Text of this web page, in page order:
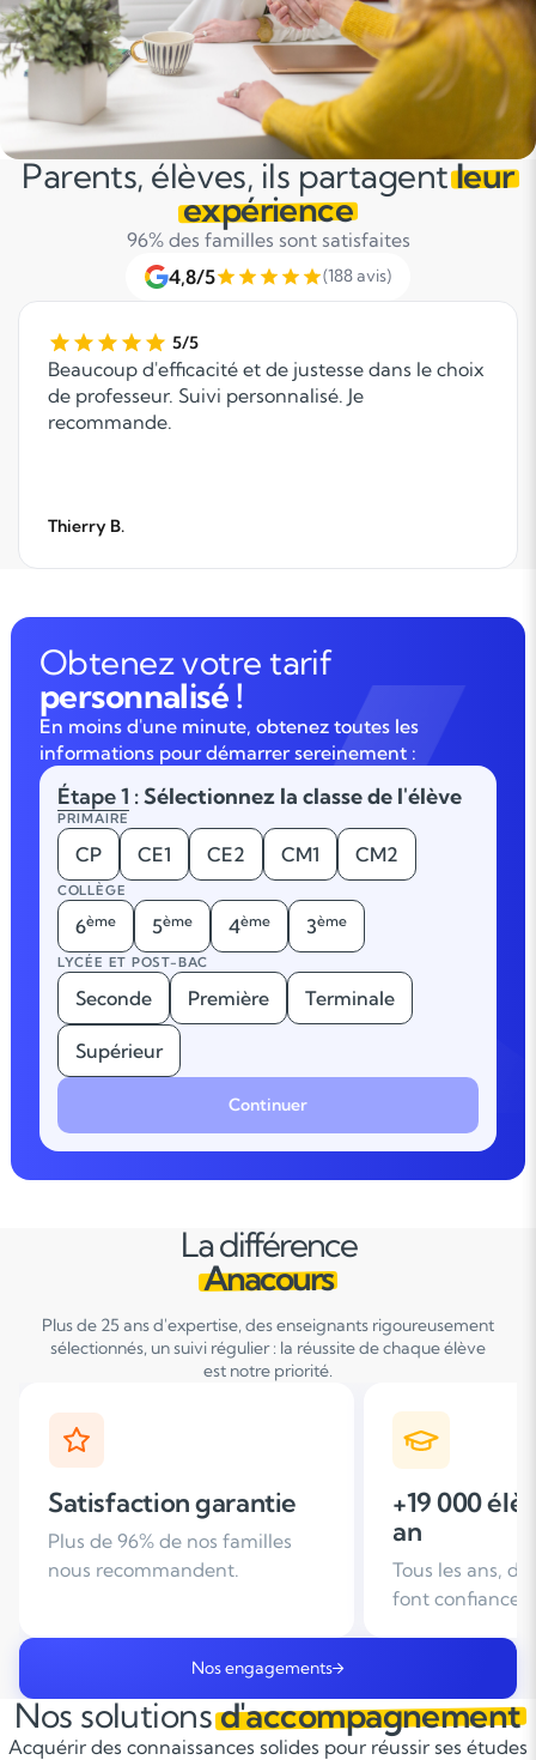
Parents, élèves, ils partagentleur
expérience
96% des familles sont satisfaites
4,8/5
(188 avis)
5/5
Beaucoup d'efficacité et de justesse dans le choix
de professeur. Suivi personnalisé. Je
recommande.
Thierry B.
Obtenez votre tarif
personnalisé !
En moins d'une minute, obtenez toutes les
informations pour démarrer sereinement :
Étape 1 : Sélectionnez la classe de l'élève
PRIMAIRE
CP CE1 CE2 CM1 CM2
COLLÈGE
6ème 5ème 4ème 3ème
LYCÉE ET POST-BAC
Seconde Première Terminale
Supérieur
Continuer
La différence
Anacours
Plus de 25 ans d'expertise, des enseignants rigoureusement
sélectionnés, un suivi régulier : la réussite de chaque élève
est notre priorité.
+19 000 élèves suivis /
an
Tous les ans, des familles nous
+ de 25 ans
Leader du
domicile en
Nos engagements
Nos solutionsd'accompagnement
Acquérir des connaissances solides pour réussir ses études